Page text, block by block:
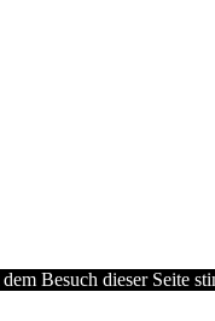
Besuch dieser Seite